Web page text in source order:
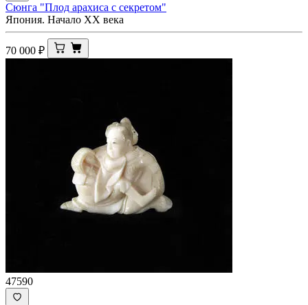
Сюнга "Плод арахиса с секретом"
Япония. Начало XX века
70 000 ₽
47590